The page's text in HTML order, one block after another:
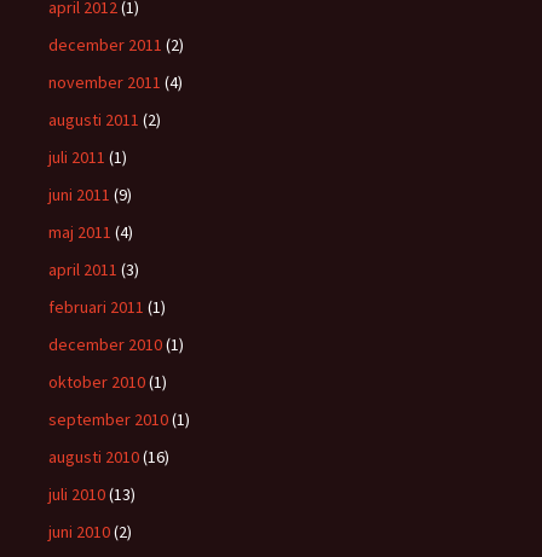
april 2012(1)
december 2011 (2)
november 2011 (4)
augusti 2011 (2)
juli 2011 (1)
juni 2011 (9)
maj 2011 (4)
april 2011 (3)
februari 2011 (1)
december 2010(1)
oktober 2010(1)
september 2010(1)
augusti 2010(16)
juli 2010(13)
juni 2010(2)